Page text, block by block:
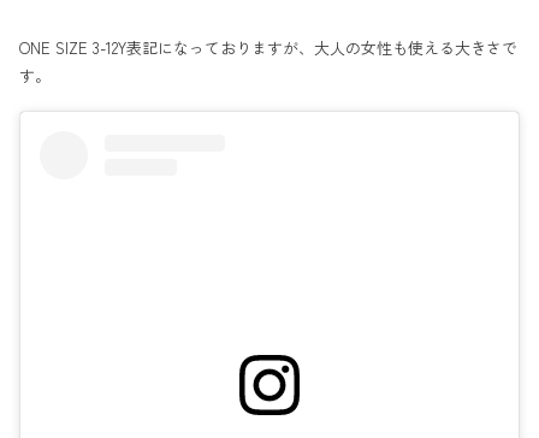
ONE SIZE 3-12Y表記になっておりますが、大人の女性も使える大きさで
す。